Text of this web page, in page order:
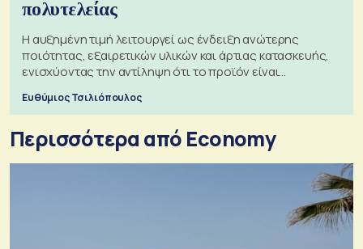
πολυτελείας
Η αυξημένη τιμή λειτουργεί ως ένδειξη ανώτερης
ποιότητας, εξαιρετικών υλικών και άρτιας κατασκευής,
ενισχύοντας την αντίληψη ότι το προϊόν είναι
Ευθύμιος Τσιλιόπουλος
Περισσότερα από Economy